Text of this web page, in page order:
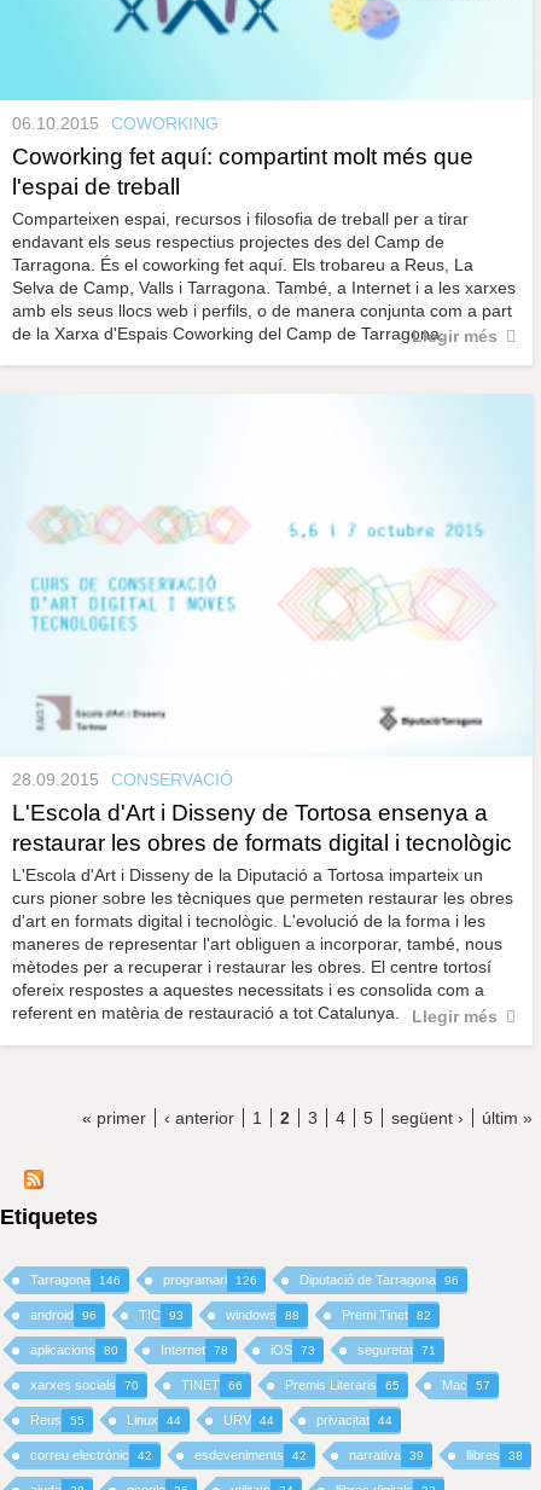
06.10.2015 COWORKING
Coworking fet aquí: compartint molt més que
l'espai de treball
Comparteixen espai, recursos i filosofia de treball per a tirar
endavant els seus respectius projectes des del Camp de
Tarragona. És el coworking fet aquí. Els trobareu a Reus, La
Selva de Camp, Valls i Tarragona. També, a Internet i a les xarxes
amb els seus llocs web i perfils, o de manera conjunta com a part
de la Xarxa d'Espais Coworking del Camp de Tarragona.Llegir més
28.09.2015 CONSERVACIÓ
L'Escola d'Art i Disseny de Tortosa ensenya a
restaurar les obres de formats digital i tecnològic
L'Escola d'Art i Disseny de la Diputació a Tortosa imparteix un
curs pioner sobre les tècniques que permeten restaurar les obres
d'art en formats digital i tecnològic. L'evolució de la forma i les
maneres de representar l'art obliguen a incorporar, també, nous
mètodes per a recuperar i restaurar les obres. El centre tortosí
ofereix respostes a aquestes necessitats i es consolida com a
referent en matèria de restauració a tot Catalunya.
Llegir més
« primer ‹ anterior 1 2 3 4 5 següent › últim »
Etiquetes
Tarragona 146 programari 126 Diputació de Tarragona 96
android 96 TIC 93 windows 88 Premi Tinet 82
aplicacions 80 Internet 78 iOS 73 seguretat 71
xarxes socials 70 TINET 66 Premis Literaris 65 Mac 57
Reus 55 Linux 44 URV 44 privacitat 44
correu electrònic 42 esdeveniments 42 narrativa 39 llibres 38